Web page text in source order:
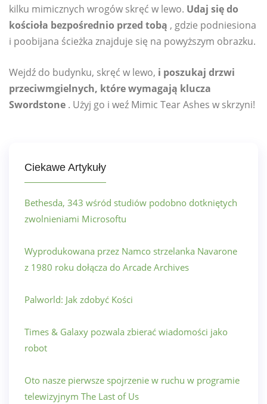
kilku mimicznych wrogów skręć w lewo. Udaj się do
kościoła bezpośrednio przed tobą , gdzie podniesiona
i poobijana ścieżka znajduje się na powyższym obrazku.
Wejdź do budynku, skręć w lewo, i poszukaj drzwi
przeciwmgielnych, które wymagają klucza
Swordstone . Użyj go i weź Mimic Tear Ashes w skrzyni!
Ciekawe Artykuły
Bethesda, 343 wśród studiów podobno dotkniętych
zwolnieniami Microsoftu
Wyprodukowana przez Namco strzelanka Navarone
z 1980 roku dołącza do Arcade Archives
Palworld: Jak zdobyć Kości
Times & Galaxy pozwala zbierać wiadomości jako
robot
Oto nasze pierwsze spojrzenie w ruchu w programie
telewizyjnym The Last of Us